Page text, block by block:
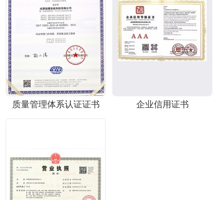
质量管理体系认证证书 企业信用证书